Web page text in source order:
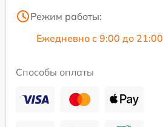
Режим работы:
Ежедневно с 9:00 до 21:00
Способы оплаты